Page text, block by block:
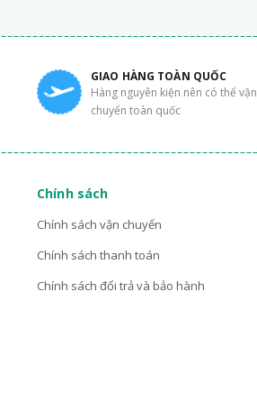
GIAO HÀNG TOÀN QUỐC
Hàng nguyên kiện nên có thể vận
chuyển toàn quốc
Chính sách
Chính sách vận chuyển
Chính sách thanh toán
Chính sách đổi trả và bảo hành